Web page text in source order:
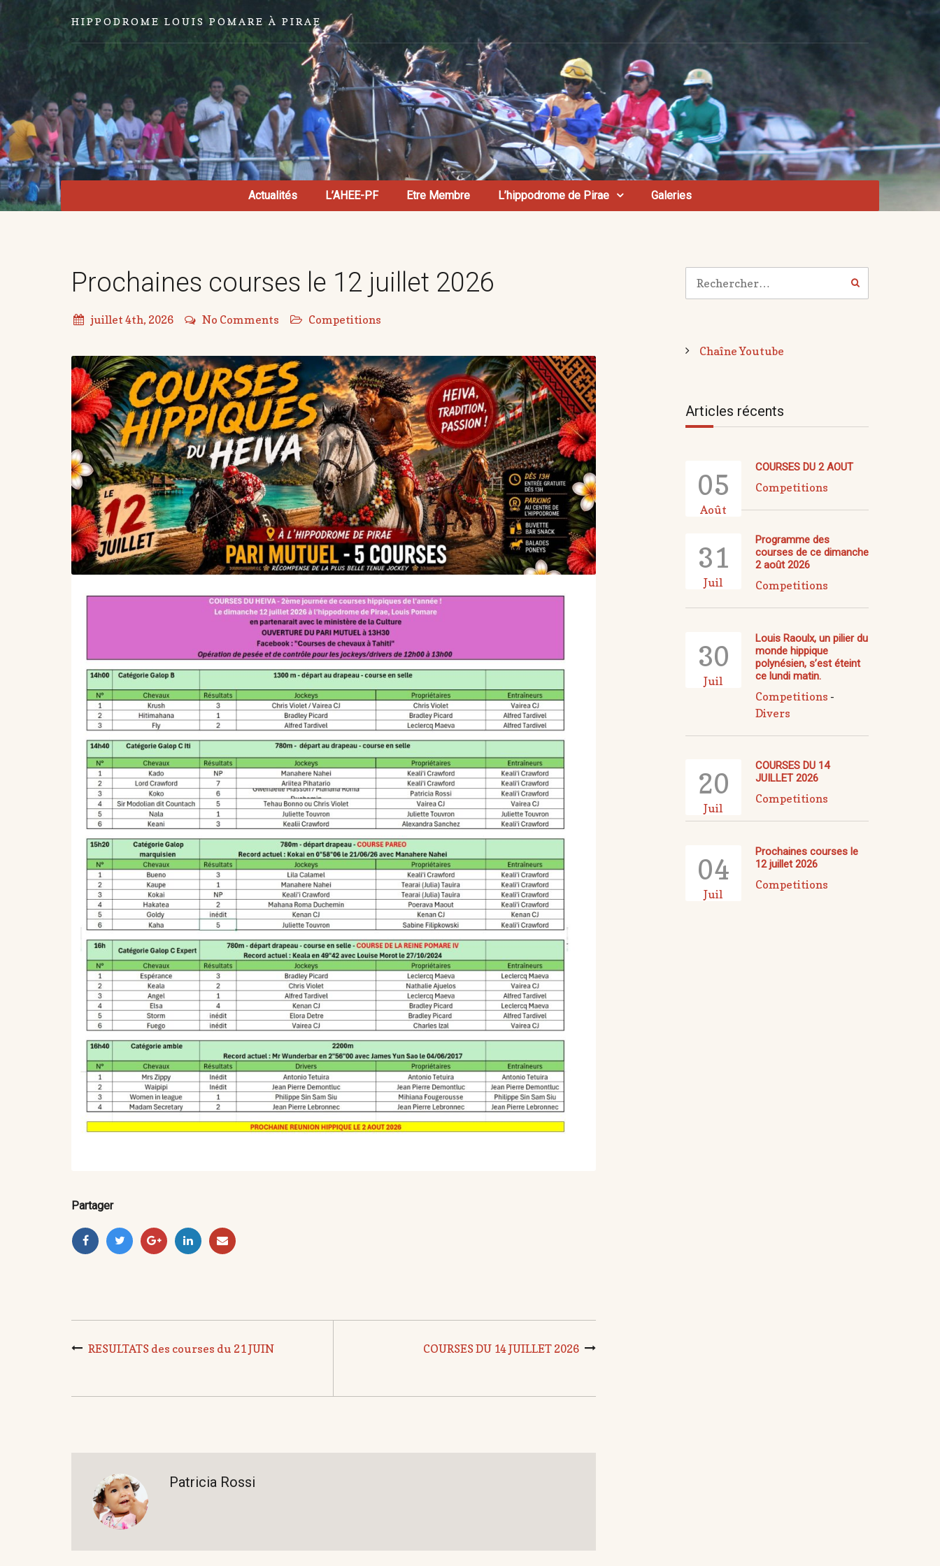
HIPPODROME LOUIS POMARE À PIRAE
Actualités L’AHEE-PF Etre Membre L’hippodrome de Pirae Galeries
Prochaines courses le 12 juillet 2026
juillet 4th, 2026 No Comments Competitions
Partager
RESULTATS des courses du 21 JUIN COURSES DU 14 JUILLET 2026
Patricia Rossi
Chaîne Youtube
Articles récents
05
Août
COURSES DU 2 AOUT
Competitions
31
Juil
Programme des
courses de ce dimanche
2 août 2026
Competitions
30
Juil
Louis Raoulx, un pilier du
monde hippique
polynésien, s’est éteint
ce lundi matin.
Competitions -
Divers
20
Juil
COURSES DU 14
JUILLET 2026
Competitions
04
Juil
Prochaines courses le
12 juillet 2026
Competitions